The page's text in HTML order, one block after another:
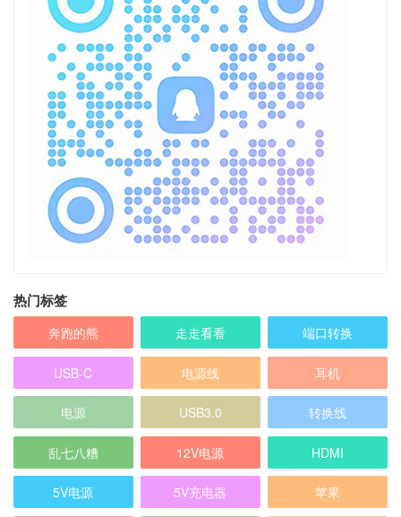
热门标签
奔跑的熊 走走看看 端口转换
USB-C 电源线 耳机
电源 USB3.0 转换线
乱七八糟 12V电源 HDMI
5V电源 5V充电器 苹果